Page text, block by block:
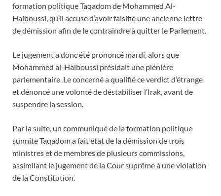
formation politique Taqadom de Mohammed Al-
Halboussi, qu’il accuse d’avoir falsifié une ancienne lettre
de démission afin de le contraindre à quitter le Parlement.
Le jugement a donc été prononcé mardi, alors que
Mohammed al-Halboussi présidait une plénière
parlementaire. Le concerné a qualifié ce verdict d’étrange
et dénoncé une volonté de déstabiliser l’Irak, avant de
suspendre la session.
Par la suite, un communiqué de la formation politique
sunnite Taqadom a fait état de la démission de trois
ministres et de membres de plusieurs commissions,
assimilant le jugement de la Cour suprême à une violation
de la Constitution.